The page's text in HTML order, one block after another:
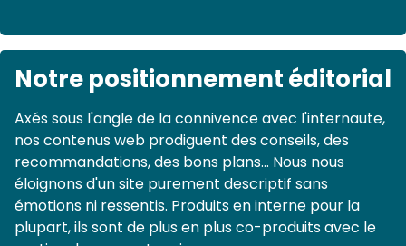
Notre positionnement éditorial
Axés sous l'angle de la connivence avec l'internaute,
nos contenus web prodiguent des conseils, des
recommandations, des bons plans... Nous nous
éloignons d'un site purement descriptif sans
émotions ni ressentis. Produits en interne pour la
plupart, ils sont de plus en plus co-produits avec le